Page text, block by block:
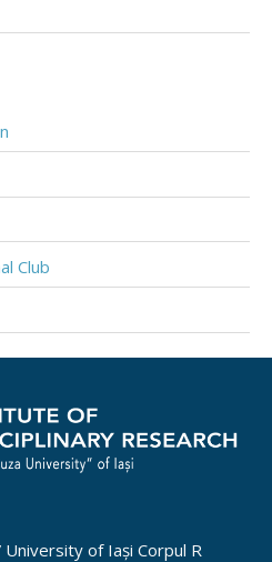
Club
University of Iași Corpul R